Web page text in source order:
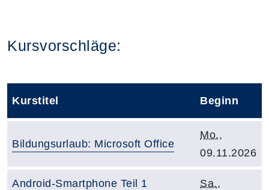
Kursvorschläge:
Kurstitel Beginn
Kurstitel:
Bildungsurlaub: Microsoft Office
Kursbeginn:
Mo.,
09.11.2026
Kurstitel:
Android-Smartphone Teil 1
Kursbeginn:
Sa.,